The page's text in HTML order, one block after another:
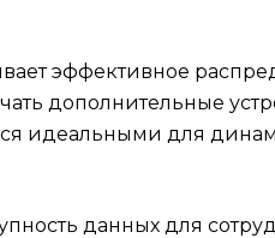
эффективное
дополнительные
идеальными для
данных для